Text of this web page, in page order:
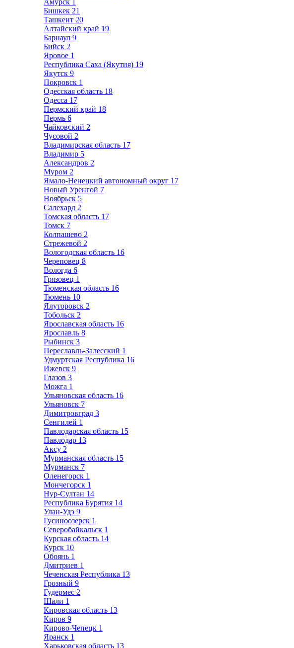
Амурск 1
Бишкек 21
Ташкент 20
Алтайский край 19
Барнаул 9
Бийск 2
Яровое 1
Республика Саха (Якутия) 19
Якутск 9
Покровск 1
Одесская область 18
Одесса 17
Пермский край 18
Пермь 6
Чайковский 2
Чусовой 2
Владимирская область 17
Владимир 5
Александров 2
Муром 2
Ямало-Ненецкий автономный округ 17
Новый Уренгой 7
Ноябрьск 5
Салехард 2
Томская область 17
Томск 7
Колпашево 2
Стрежевой 2
Вологодская область 16
Череповец 8
Вологда 6
Грязовец 1
Тюменская область 16
Тюмень 10
Ялуторовск 2
Тобольск 2
Ярославская область 16
Ярославль 8
Рыбинск 3
Переславль-Залесский 1
Удмуртская Республика 16
Ижевск 9
Глазов 3
Можга 1
Ульяновская область 16
Ульяновск 7
Димитровград 3
Сенгилей 1
Павлодарская область 15
Павлодар 13
Аксу 2
Мурманская область 15
Мурманск 7
Оленегорск 1
Мончегорск 1
Нур-Султан 14
Республика Бурятия 14
Улан-Удэ 9
Гусиноозерск 1
Северобайкальск 1
Курская область 14
Курск 10
Обоянь 1
Дмитриев 1
Чеченская Республика 13
Грозный 9
Гудермес 2
Шали 1
Кировская область 13
Киров 9
Кирово-Чепецк 1
Яранск 1
Харьковская область 13